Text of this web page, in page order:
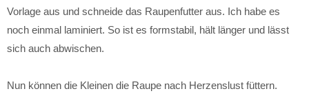
Vorlage aus und schneide das Raupenfutter aus. Ich habe es
noch einmal laminiert. So ist es formstabil, hält länger und lässt
sich auch abwischen.
Nun können die Kleinen die Raupe nach Herzenslust füttern.